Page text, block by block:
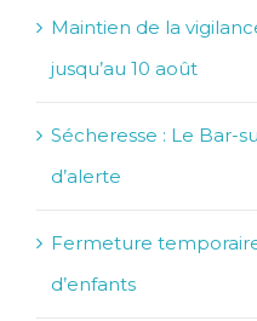
Maintien de la
jusqu’au 10 août
Sécheresse : Le Bar-
d’alerte
Fermeture
d’enfants